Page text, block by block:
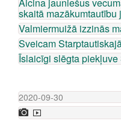
skaitā
Valmiermuižā izzinās
Sveicam
Īslaicīgi slēgta
2020-09-30